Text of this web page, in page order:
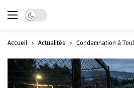
Dark mode
Accueil Actualités Condamnation à